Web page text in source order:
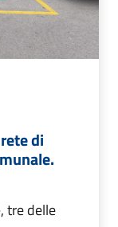
di
tre delle